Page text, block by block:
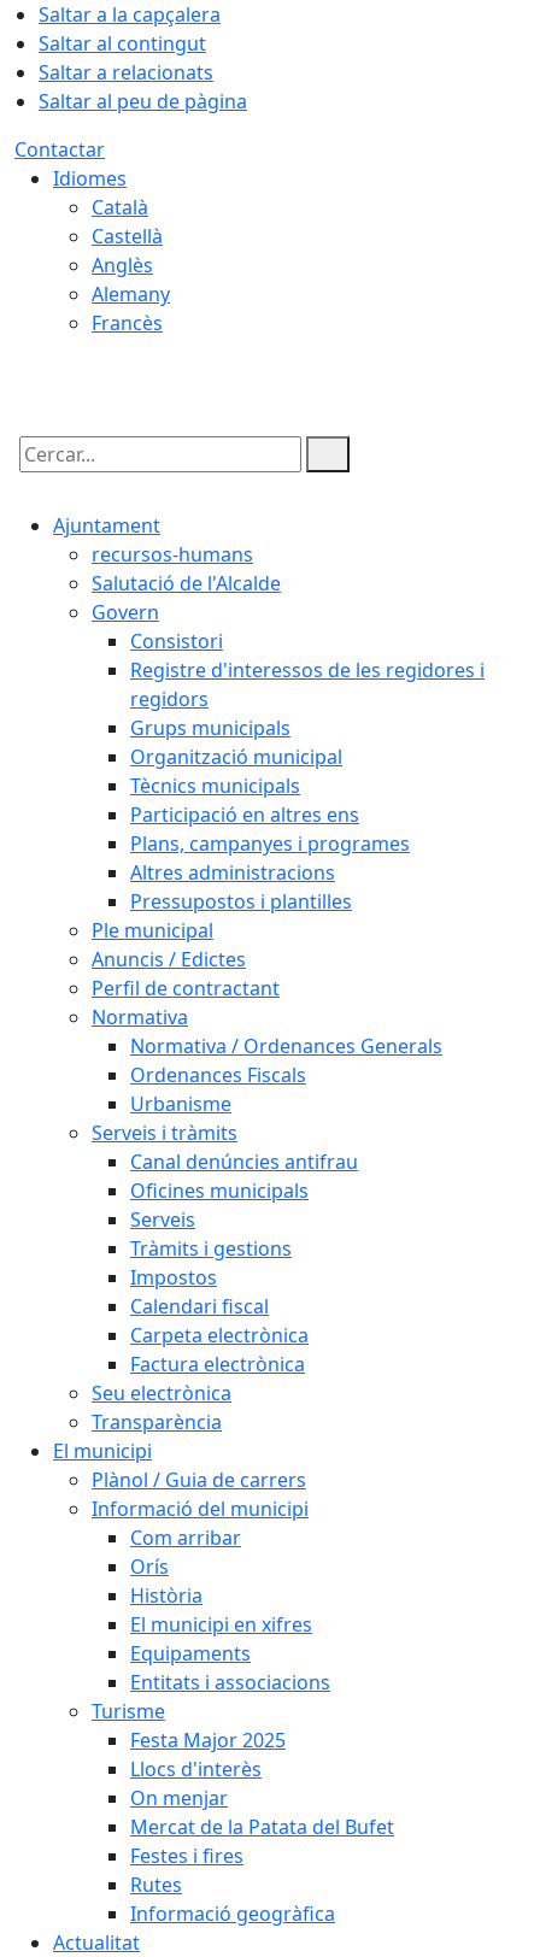
Saltar a la capçalera
Saltar al contingut
Saltar a relacionats
Saltar al peu de pàgina
Contactar
Idiomes
Català
Castellà
Anglès
Alemany
Francès
Cercar:
Ajuntament
recursos-humans
Salutació de l'Alcalde
Govern
Consistori
Registre d'interessos de les regidores i
regidors
Grups municipals
Organització municipal
Tècnics municipals
Participació en altres ens
Plans, campanyes i programes
Altres administracions
Pressupostos i plantilles
Ple municipal
Anuncis / Edictes
Perfil de contractant
Normativa
Normativa / Ordenances Generals
Ordenances Fiscals
Urbanisme
Serveis i tràmits
Canal denúncies antifrau
Oficines municipals
Serveis
Tràmits i gestions
Impostos
Calendari fiscal
Carpeta electrònica
Factura electrònica
Seu electrònica
Transparència
El municipi
Plànol / Guia de carrers
Informació del municipi
Com arribar
Orís
Història
El municipi en xifres
Equipaments
Entitats i associacions
Turisme
Festa Major 2025
Llocs d'interès
On menjar
Mercat de la Patata del Bufet
Festes i fires
Rutes
Informació geogràfica
Actualitat